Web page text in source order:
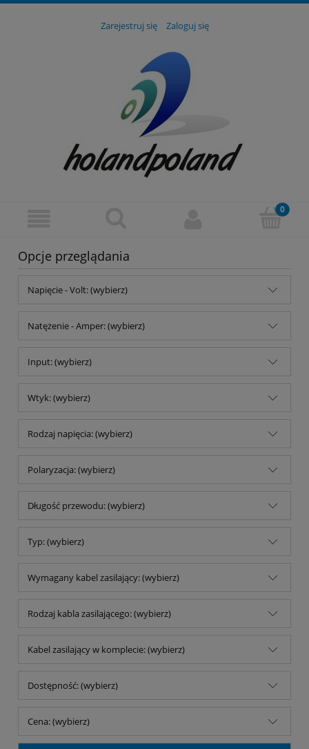
Zarejestruj się Zaloguj się
Opcje przeglądania
Napięcie - Volt: (wybierz)
Natężenie - Amper: (wybierz)
Input: (wybierz)
Wtyk: (wybierz)
Rodzaj napięcia: (wybierz)
Polaryzacja: (wybierz)
Długość przewodu: (wybierz)
Typ: (wybierz)
Wymagany kabel zasilający: (wybierz)
Rodzaj kabla zasilającego: (wybierz)
Kabel zasilający w komplecie: (wybierz)
Dostępność: (wybierz)
Cena: (wybierz)